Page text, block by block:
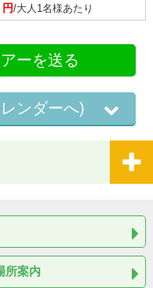
/大人1名様あたり
ーを送る
ンダーへ)
所案内